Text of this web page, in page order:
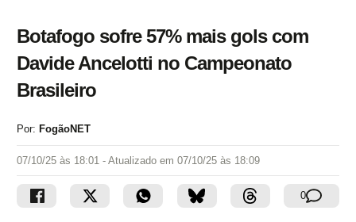
Botafogo sofre 57% mais gols com
Davide Ancelotti no Campeonato
Brasileiro
Por: FogãoNET
07/10/25 às 18:01 - Atualizado em 07/10/25 às 18:09
0